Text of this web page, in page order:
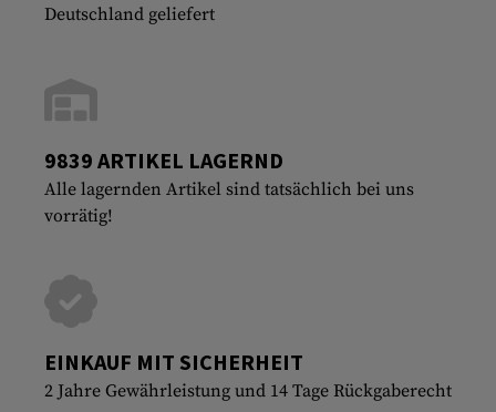
Deutschland geliefert
9839 ARTIKEL LAGERND
Alle lagernden Artikel sind tatsächlich bei uns
vorrätig!
EINKAUF MIT SICHERHEIT
2 Jahre Gewährleistung und 14 Tage Rückgaberecht